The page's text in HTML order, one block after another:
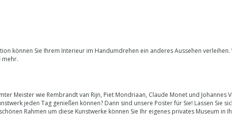
können Sie Ihrem Interieur im Handumdrehen ein anderes Aussehen verleihen.
mehr.
Meister wie Rembrandt van Rijn, Piet Mondriaan, Claude Monet und Johannes
jeden Tag genießen können? Dann sind unsere Poster für Sie! Lassen Sie
Rahmen um diese Kunstwerke können Sie Ihr eigenes privates Museum in